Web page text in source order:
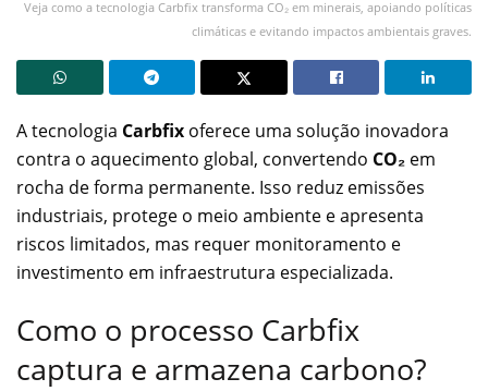
Veja como a tecnologia Carbfix transforma CO₂ em minerais, apoiando políticas
climáticas e evitando impactos ambientais graves.
A tecnologia Carbfix oferece uma solução inovadora
contra o aquecimento global, convertendo CO₂ em
rocha de forma permanente. Isso reduz emissões
industriais, protege o meio ambiente e apresenta
riscos limitados, mas requer monitoramento e
investimento em infraestrutura especializada.
Como o processo Carbfix
captura e armazena carbono?